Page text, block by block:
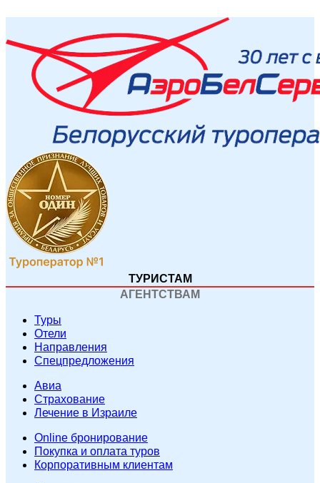
ТУРИСТАМ
АГЕНТСТВАМ
Туры
Отели
Направления
Спецпредложения
Авиа
Страхование
Лечение в Израиле
Online бронирование
Покупка и оплата туров
Корпоративным клиентам